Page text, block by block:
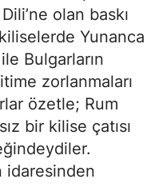
olan baskı
Yunanca
Bulgarların
zorlanmaları
özetle; Rum
bir kilise çatısı
idaresinden